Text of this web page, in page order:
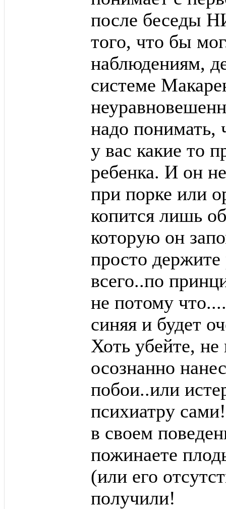
после беседы
того, что бы
наблюдениям,
системе
надо понимать,
у вас какие то
ребенка. И он
при порке или
копится лишь
которую он
просто держите
всего..по
не потому
синяя и будет
Хоть убейте,
осознанно
побои..или
психиатру
в своем
пожинаете
(или его
получили!